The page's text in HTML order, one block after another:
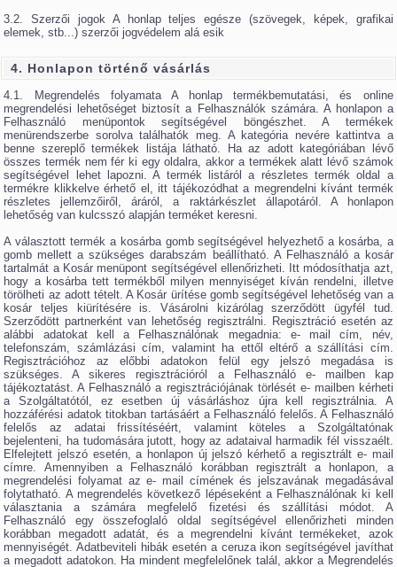
3.2. Szerzői jogok A honlap teljes egésze (szövegek, képek, grafikai
elemek, stb...) szerzői jogvédelem alá esik
4. Honlapon történő vásárlás
4.1. Megrendelés folyamata A honlap termékbemutatási, és online
megrendelési lehetőséget biztosít a Felhasználók számára. A honlapon a
Felhasználó menüpontok segítségével böngészhet. A termékek
menürendszerbe sorolva találhatók meg. A kategória nevére kattintva a
benne szereplő termékek listája látható. Ha az adott kategóriában lévő
összes termék nem fér ki egy oldalra, akkor a termékek alatt lévő számok
segítségével lehet lapozni. A termék listáról a részletes termék oldal a
termékre klikkelve érhető el, itt tájékozódhat a megrendelni kívánt termék
részletes jellemzőiről, áráról, a raktárkészlet állapotáról. A honlapon
lehetőség van kulcsszó alapján terméket keresni.
A választott termék a kosárba gomb segítségével helyezhető a kosárba, a
gomb mellett a szükséges darabszám beállítható. A Felhasználó a kosár
tartalmát a Kosár menüpont segítségével ellenőrizheti. Itt módosíthatja azt,
hogy a kosárba tett termékből milyen mennyiséget kíván rendelni, illetve
törölheti az adott tételt. A Kosár ürítése gomb segítségével lehetőség van a
kosár teljes kiürítésére is. Vásárolni kizárólag szerződött ügyfél tud.
Szerződött partnerként van lehetőség regisztrálni. Regisztráció esetén az
alábbi adatokat kell a Felhasználónak megadnia: e- mail cím, név,
telefonszám, számlázási cím, valamint ha ettől eltérő a szállítási cím.
Regisztrációhoz az előbbi adatokon felül egy jelszó megadása is
szükséges. A sikeres regisztrációról a Felhasználó e- mailben kap
tájékoztatást. A Felhasználó a regisztrációjának törlését e- mailben kérheti
a Szolgáltatótól, ez esetben új vásárláshoz újra kell regisztrálnia. A
hozzáférési adatok titokban tartásáért a Felhasználó felelős. A Felhasználó
felelős az adatai frissítéséért, valamint köteles a Szolgáltatónak
bejelenteni, ha tudomására jutott, hogy az adataival harmadik fél visszaélt.
Elfelejtett jelszó esetén, a honlapon új jelszó kérhető a regisztrált e- mail
címre. Amennyiben a Felhasználó korábban regisztrált a honlapon, a
megrendelési folyamat az e- mail címének és jelszavának megadásával
folytatható. A megrendelés következő lépéseként a Felhasználónak ki kell
választania a számára megfelelő fizetési és szállítási módot. A
Felhasználó egy összefoglaló oldal segítségével ellenőrizheti minden
korábban megadott adatát, és a megrendelni kívánt termékeket, azok
mennyiségét. Adatbeviteli hibák esetén a ceruza ikon segítségével javíthat
a megadott adatokon. Ha mindent megfelelőnek talál, akkor a Megrendelés